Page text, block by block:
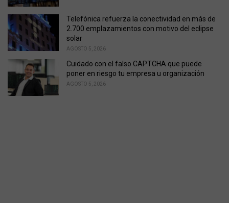
Telefónica refuerza la conectividad en más de
2.700 emplazamientos con motivo del eclipse
solar
AGOSTO 5, 2026
Cuidado con el falso CAPTCHA que puede
poner en riesgo tu empresa u organización
AGOSTO 5, 2026